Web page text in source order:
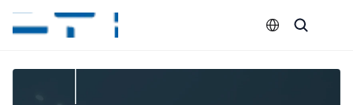
Select Language